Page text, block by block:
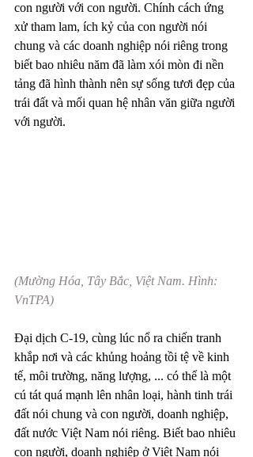
con người với con người. Chính cách ứng
xử tham lam, ích kỷ của con người nói
chung và các doanh nghiệp nói riêng trong
biết bao nhiêu năm đã làm xói mòn đi nền
tảng đã hình thành nên sự sống tươi đẹp của
trái đất và mối quan hệ nhân văn giữa người
với người.
(Mường Hóa, Tây Bắc, Việt Nam. Hình:
VnTPA)
Đại dịch C-19, cùng lúc nổ ra chiến tranh
khắp nơi và các khủng hoảng tồi tệ về kinh
tế, môi trường, năng lượng, ... có thể là một
cú tát quá mạnh lên nhân loại, hành tinh trái
đất nói chung và con người, doanh nghiệp,
đất nước Việt Nam nói riêng. Biết bao nhiêu
con người, doanh nghiệp ở Việt Nam nói